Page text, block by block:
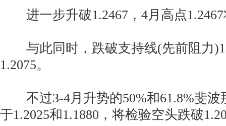
进一步升破1.2467，4月高点1.2467
与此同时，跌破支持线(先前阻力
1.2075。
不过3-4月升势的50%和61.8%斐波
于1.2025和1.1880，将检验空头跌破